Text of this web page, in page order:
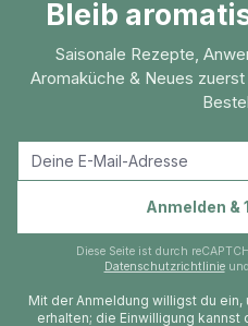
Mischungen oder in
und erfrischend wirken.
Pflanze: Die Orange
bekannt unter dem
deutsche Name weist
Herkunft der beliebten
wahrscheinlich die
in Südchina.
bereits vor mehr als
angebaut. Orangen
aus Pampelmuse und
Bleib
Saisonale Rezepte,
Aromaküche & Neues
Anmelden &
Diese Seite ist durch
Datenschutzrichtlinieund
Mit der Anmeldung willigst du
erhalten; die Einwilligung